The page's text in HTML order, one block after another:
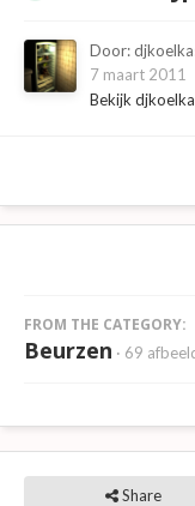
Door:
7 maart 2011
Bekijk
FROM THE CATEGORY:
Beurzen · 69
Share